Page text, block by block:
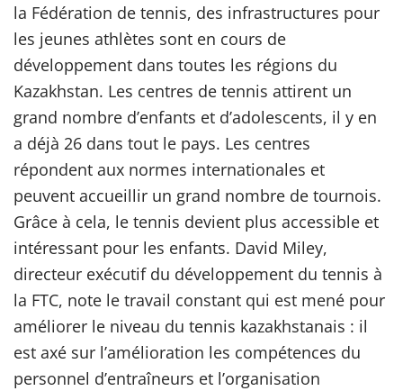
la Fédération de tennis, des infrastructures pour
les jeunes athlètes sont en cours de
développement dans toutes les régions du
Kazakhstan. Les centres de tennis attirent un
grand nombre d’enfants et d’adolescents, il y en
a déjà 26 dans tout le pays. Les centres
répondent aux normes internationales et
peuvent accueillir un grand nombre de tournois.
Grâce à cela, le tennis devient plus accessible et
intéressant pour les enfants. David Miley,
directeur exécutif du développement du tennis à
la FTC, note le travail constant qui est mené pour
améliorer le niveau du tennis kazakhstanais : il
est axé sur l’amélioration les compétences du
personnel d’entraîneurs et l’organisation